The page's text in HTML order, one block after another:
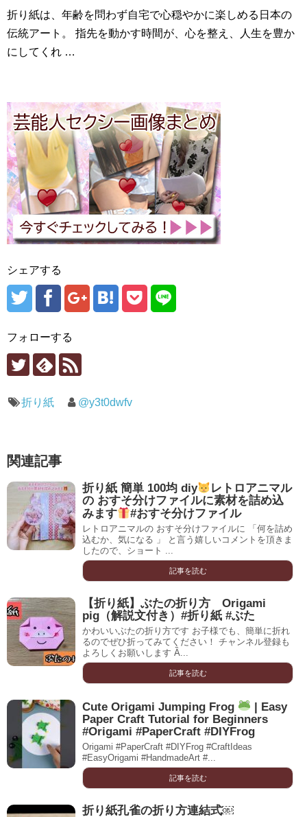
折り紙は、年齢を問わず自宅で心穏やかに楽しめる日本の
伝統アート。 指先を動かす時間が、心を整え、人生を豊か
にしてくれ …
シェアする
フォローする
折り紙 @y3t0dwfv
関連記事
折り紙 簡単 100均 diy
レトロアニマル
の おすそ分けファイルに素材を詰め込
みます
#おすそ分けファイル
レトロアニマルの おすそ分けファイルに 「何を詰め
込むか、気になる 」 と言う嬉しいコメントを頂きま
したので、ショート ...
記事を読む
【折り紙】ぶたの折り方 Origami
pig（解説文付き）#折り紙 #ぶた
かわいいぶたの折り方です お子様でも、簡単に折れ
るのでぜひ折ってみてください！ チャンネル登録も
よろしくお願いします Ȁ...
記事を読む
Cute Origami Jumping Frog
| Easy
Paper Craft Tutorial for Beginners
#Origami #PaperCraft #DIYFrog
Origami #PaperCraft #DIYFrog #CraftIdeas
#EasyOrigami #HandmadeArt #...
記事を読む
折り紙孔雀の折り方連結式￼